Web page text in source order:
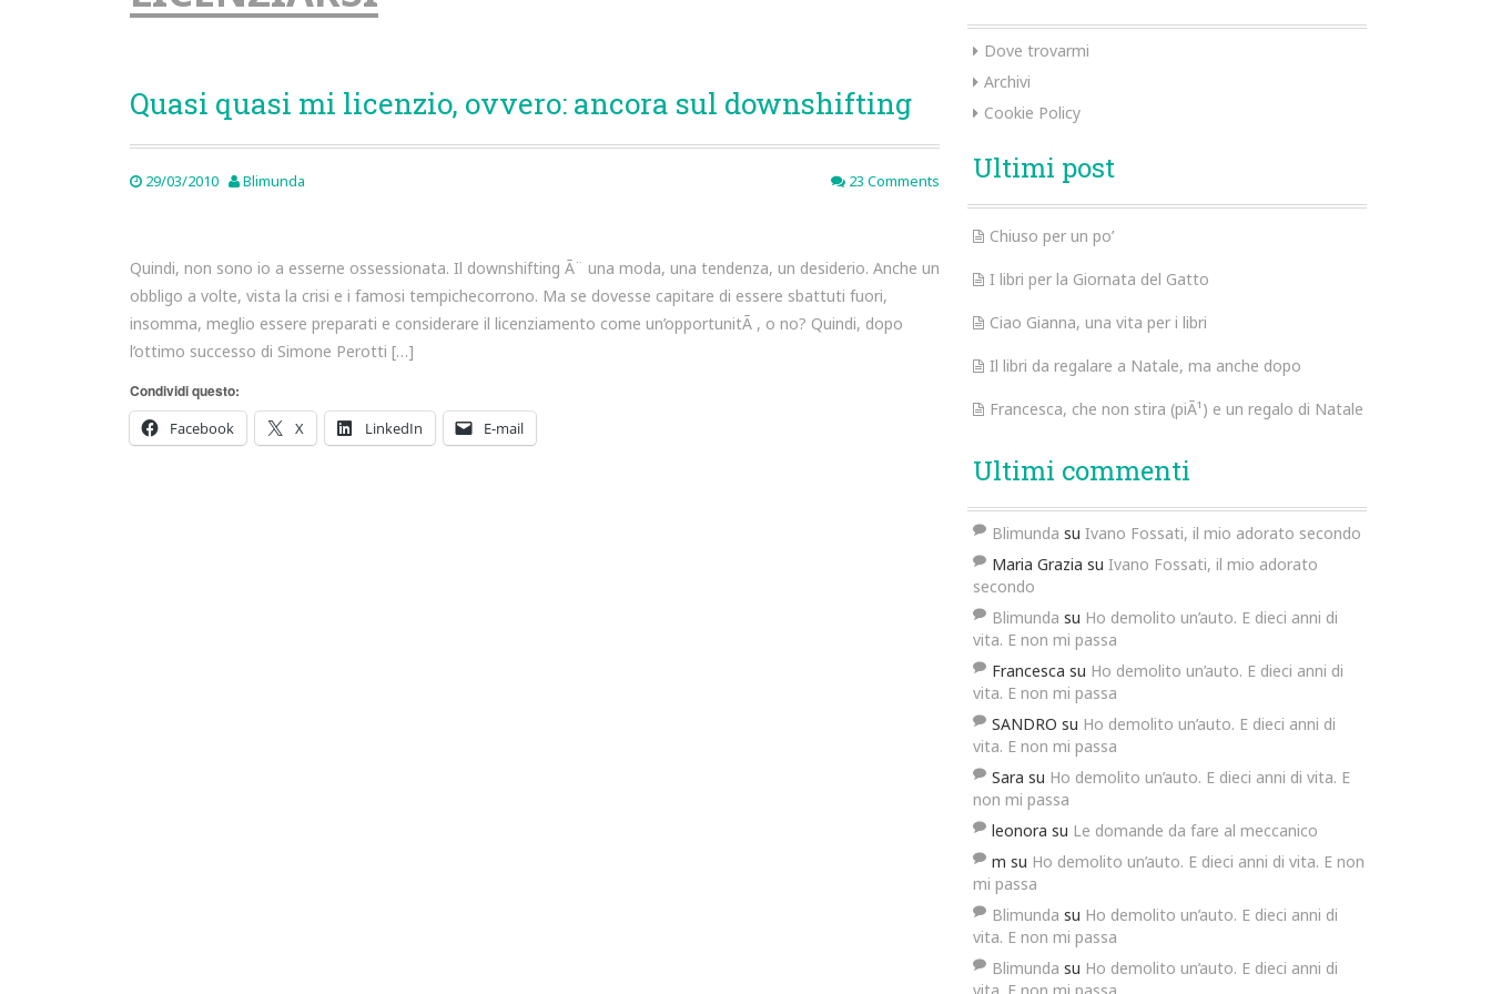
Quasi quasi mi licenzio, ovvero: ancora sul downshifting
29/03/2010 Blimunda 23 Comments
Quindi, non sono io a esserne ossessionata. Il downshifting Ã¨ una moda, una tendenza, un desiderio. Anche un
obbligo a volte, vista la crisi e i famosi tempichecorrono. Ma se dovesse capitare di essere sbattuti fuori,
insomma, meglio essere preparati e considerare il licenziamento come un’opportunitÃ , o no? Quindi, dopo
l’ottimo successo di Simone Perotti […]
Condividi questo:
Facebook
X LinkedIn E-mail
Dove trovarmi
Archivi
Cookie Policy
Ultimi post
Chiuso per un po’
I libri per la Giornata del Gatto
Ciao Gianna, una vita per i libri
Il libri da regalare a Natale, ma anche dopo
Francesca, che non stira (piÃ¹) e un regalo di Natale
Ultimi commenti
Blimunda su Ivano Fossati, il mio adorato secondo
Maria Grazia su Ivano Fossati, il mio adorato
secondo
Blimunda su Ho demolito un’auto. E dieci anni di
vita. E non mi passa
Francesca su Ho demolito un’auto. E dieci anni di
vita. E non mi passa
SANDRO su Ho demolito un’auto. E dieci anni di
vita. E non mi passa
Sara su Ho demolito un’auto. E dieci anni di vita. E
non mi passa
leonora su Le domande da fare al meccanico
m su Ho demolito un’auto. E dieci anni di vita. E non
mi passa
Blimunda su Ho demolito un’auto. E dieci anni di
vita. E non mi passa
Blimunda su Ho demolito un’auto. E dieci anni di